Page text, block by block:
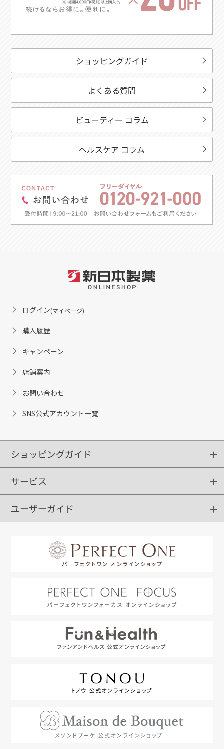
ショッピングガイド
よくある質問
ビューティー コラム
ヘルスケア コラム
ログイン(マイページ)
購入履歴
キャンペーン
店舗案内
お問い合わせ
SNS公式アカウント一覧
ショッピングガイド
ショッピングガイド
ご注文方法
送料・配送
クーポンご利用方法
サービス
定期購入
ポイントサービス
お知らせメール
ユーザーガイド